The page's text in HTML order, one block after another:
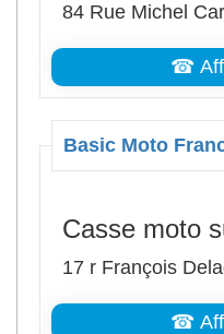
84 Rue Michel
☎
Basic Moto
Casse moto
17 r François
☎